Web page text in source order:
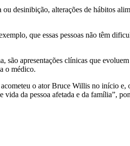
desinibição, alterações de hábitos
que essas pessoas não têm
apresentações clínicas que
o médico.
o ator Bruce Willis no início e,
da pessoa afetada e da família”,